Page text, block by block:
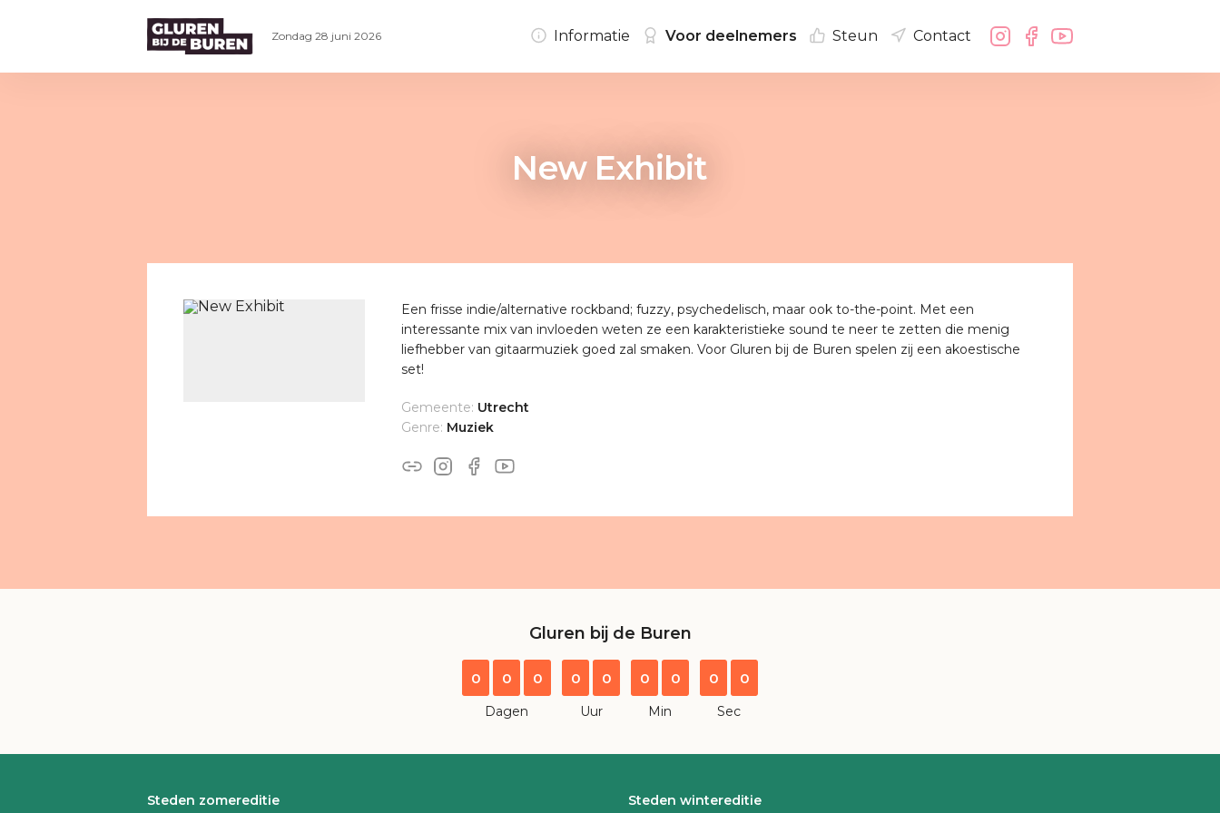
New Exhibit
Een frisse indie/alternative rockband; fuzzy, psychedelisch, maar ook to-the-point. Met een
interessante mix van invloeden weten ze een karakteristieke sound te neer te zetten die menig
liefhebber van gitaarmuziek goed zal smaken. Voor Gluren bij de Buren spelen zij een akoestische
set!
Gemeente: Utrecht
Genre: Muziek
Gluren bij de Buren
0 0 0
Dagen
0 0
Uur
0 0
Min
0 0
Sec
Steden zomereditie Steden wintereditie
Zondag 28 juni 2026 Informatie Voor deelnemers Steun Contact